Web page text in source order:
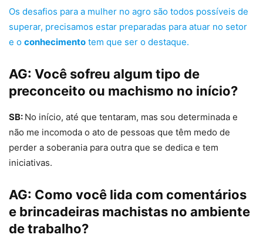
Os desafios para a mulher no agro são todos possíveis de
superar, precisamos estar preparadas para atuar no setor
e o conhecimento tem que ser o destaque.
AG: Você sofreu algum tipo de
preconceito ou machismo no início?
SB: No início, até que tentaram, mas sou determinada e
não me incomoda o ato de pessoas que têm medo de
perder a soberania para outra que se dedica e tem
iniciativas.
AG: Como você lida com comentários
e brincadeiras machistas no ambiente
de trabalho?